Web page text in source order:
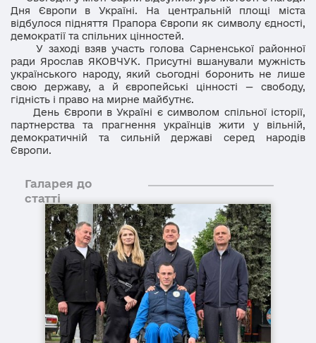
Дня Європи в Україні. На центральній площі міста
відбулося підняття Прапора Європи як символу єдності,
демократії та спільних цінностей.
У заході взяв участь голова Сарненської районної
ради Ярослав ЯКОВЧУК. Присутні вшанували мужність
українського народу, який сьогодні боронить не лише
свою державу, а й європейські цінності — свободу,
гідність і право на мирне майбутнє.
День Європи в Україні є символом спільної історії,
партнерства та прагнення українців жити у вільній,
демократичній та сильній державі серед народів
Європи.
Галарея до
статті